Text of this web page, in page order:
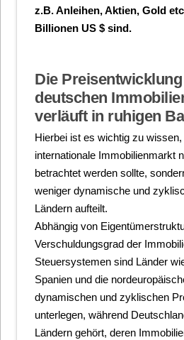
z.B. Anleihen, Aktien, Gold
Billionen US $ sind.
Die
deutschen
verläuft in ruhigen
Hierbei ist es wichtig zu
internationale Immobilienmarkt
betrachtet werden sollte,
weniger dynamische und
Ländern aufteilt.
Abhängig von
Verschuldungsgrad der
Steuersystemen sind Länder
Spanien und die
dynamischen und zyklischen
unterlegen, während
Ländern gehört, deren